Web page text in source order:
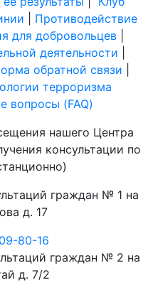
Противодействие
для добровольцев
деятельности
обратной связи
терроризма
вопросы (FAQ)
нашего Центра
консультации по
граждан № 1 на
д. 17
80-16
граждан № 2 на
д. 7/2